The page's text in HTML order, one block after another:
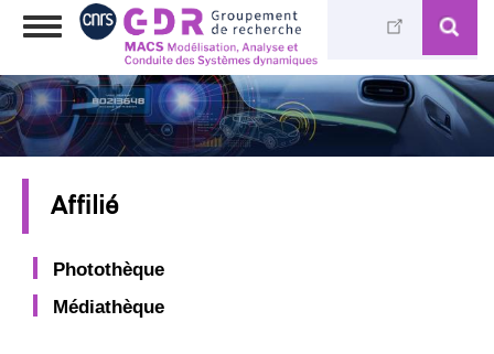
Aller
principal
Toggle
Affilié
Photothèque
Médiathèque